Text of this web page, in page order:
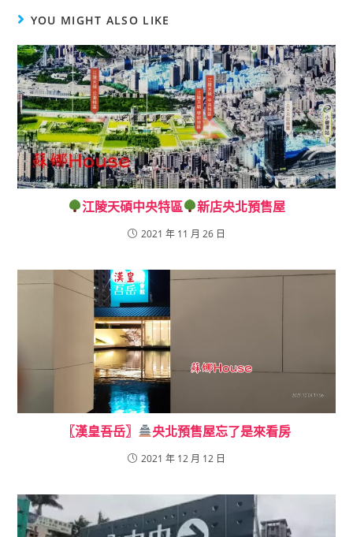
YOU MIGHT ALSO LIKE
江陵天碩中央特區 新店央北預售屋
2021 年 11 月 26 日
〖漢皇吾岳〗 央北預售屋忘了是來看房
2021 年 12 月 12 日